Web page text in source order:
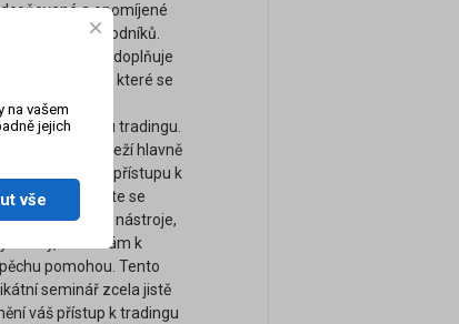
a opomíjené
většiny obchodníků.
seminář tak doplňuje
ostatní kurzy, které se
spíše na
stránku tradingu.
tradera záleží hlavně
jeho psychice a přístupu k
Přijďte se
ty nejsilnější nástroje,
a rady, které vám k
pomohou. Tento
seminář zcela jistě
váš přístup k tradingu
na vašem
jejich
vše